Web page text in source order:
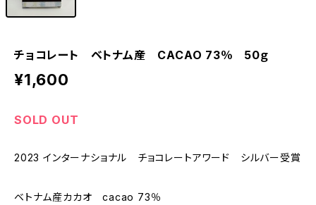
チョコレート ベトナム産 CACAO 73％ 50ｇ
¥1,600
SOLD OUT
2023 インターナショナル チョコレートアワード シルバー受賞
ベトナム産カカオ cacao 73％